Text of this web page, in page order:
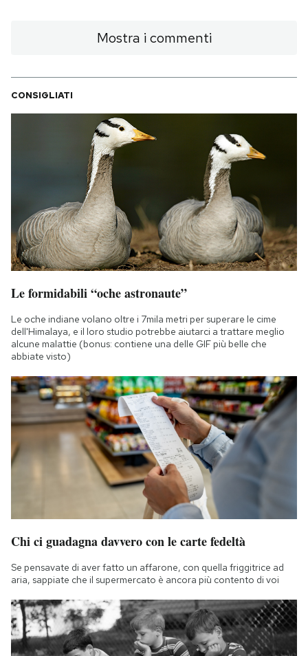
Mostra i commenti
CONSIGLIATI
Le formidabili “oche astronaute”
Le oche indiane volano oltre i 7mila metri per superare le cime
dell'Himalaya, e il loro studio potrebbe aiutarci a trattare meglio
alcune malattie (bonus: contiene una delle GIF più belle che
abbiate visto)
Chi ci guadagna davvero con le carte fedeltà
Se pensavate di aver fatto un affarone, con quella friggitrice ad
aria, sappiate che il supermercato è ancora più contento di voi